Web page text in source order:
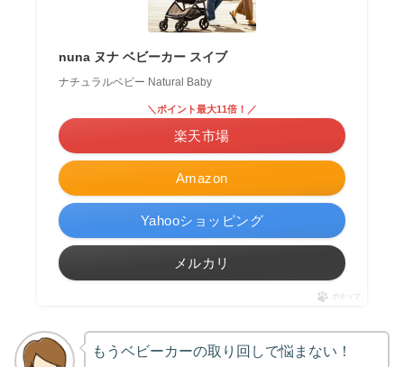
nuna ヌナ ベビーカー スイブ
ナチュラルベビー Natural Baby
Amazon
＼ポイント最大11倍！／
楽天市場
Yahooショッピング
メルカリ
ポチップ
もうベビーカーの取り回しで悩まない！